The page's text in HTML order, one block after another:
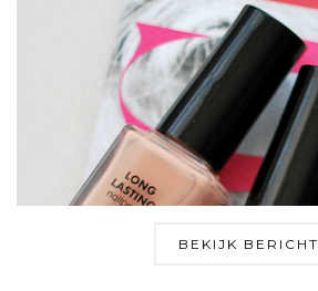
BEKIJK BERICHT